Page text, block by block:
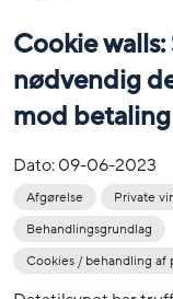
Cookie
nødvendig
mod betaling
Dato:09-06-2023
Afgørelse Private
Behandlingsgrundlag
Cookies / behandling af